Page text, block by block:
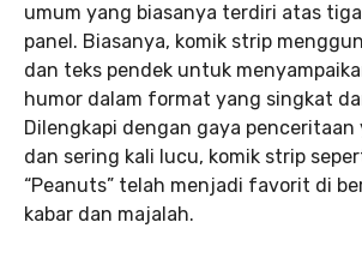
umum yang biasanya terdiri atas
panel. Biasanya, komik strip
dan teks pendek untuk
humor dalam format yang singkat
Dilengkapi dengan gaya penceritaan
dan sering kali lucu, komik strip
“Peanuts” telah menjadi favorit di
kabar dan majalah.